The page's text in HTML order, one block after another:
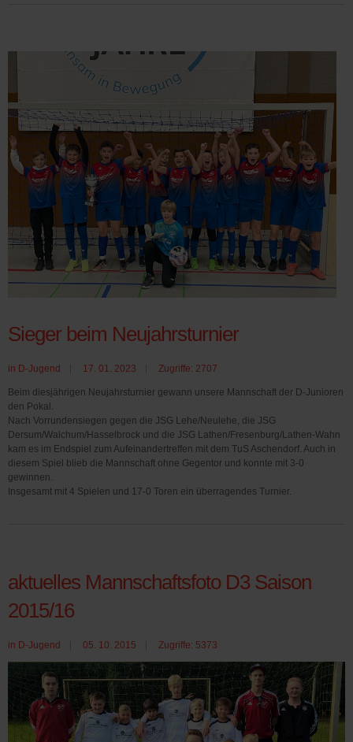
Sieger beim Neujahrsturnier
in D-Jugend 17. 01. 2023 Zugriffe: 2707
Beim diesjährigen Neujahrsturnier gewann unsere Mannschaft der D-Junioren
den Pokal.
Nach Vorrundensiegen gegen die JSG Lehe/Neulehe, die JSG
Dersum/Walchum/Hasselbrock und die JSG Lathen/Fresenburg/Lathen-Wahn
kam es im Endspiel zum Aufeinandertreffen mit dem TuS Aschendorf. Auch in
diesem Spiel blieb die Mannschaft ohne Gegentor und konnte mit 3-0
gewinnen.
Insgesamt mit 4 Spielen und 17-0 Toren ein überragendes Turnier.
aktuelles Mannschaftsfoto D3 Saison
2015/16
in D-Jugend 05. 10. 2015 Zugriffe: 5373